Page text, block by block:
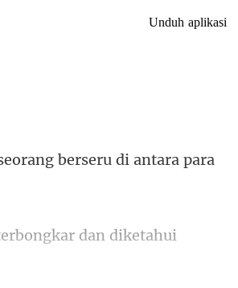
Unduh aplikasi
berseru di antara para